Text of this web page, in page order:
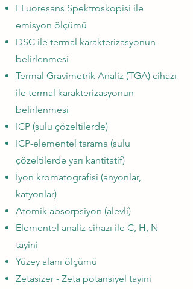
FLuoresans Spektroskopisi ile
emisyon ölçümü
DSC ile termal karakterizasyonun
belirlenmesi
Termal Gravimetrik Analiz (TGA) cihazı
ile termal karakterizasyonun
belirlenmesi
ICP (sulu çözeltilerde)
ICP-elementel tarama (sulu
çözeltilerde yarı kantitatif)
İyon kromatografisi (anyonlar,
katyonlar)
Atomik absorpsiyon (alevli)
Elementel analiz cihazı ile C, H, N
tayini
Yüzey alanı ölçümü
Zetasizer - Zeta potansiyel tayini